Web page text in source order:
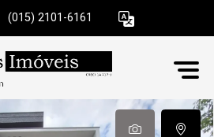
(015) 2101-6161